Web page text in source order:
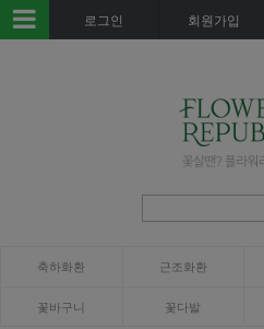
로그인 회원가입
축하화환 근조화환
꽃바구니 꽃다발